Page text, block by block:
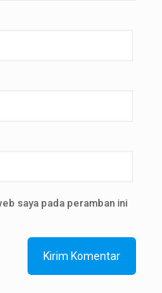
saya pada peramban ini